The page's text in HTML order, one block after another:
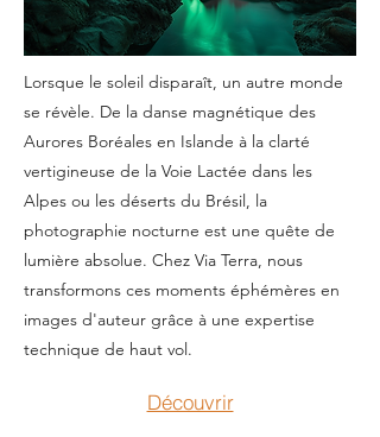
​Lorsque le soleil disparaît, un autre monde
se révèle. De la danse magnétique des
Aurores Boréales en Islande à la clarté
vertigineuse de la Voie Lactée dans les
Alpes ou les déserts du Brésil, la
photographie nocturne est une quête de
lumière absolue. Chez Via Terra, nous
transformons ces moments éphémères en
images d'auteur grâce à une expertise
technique de haut vol.
Découvrir